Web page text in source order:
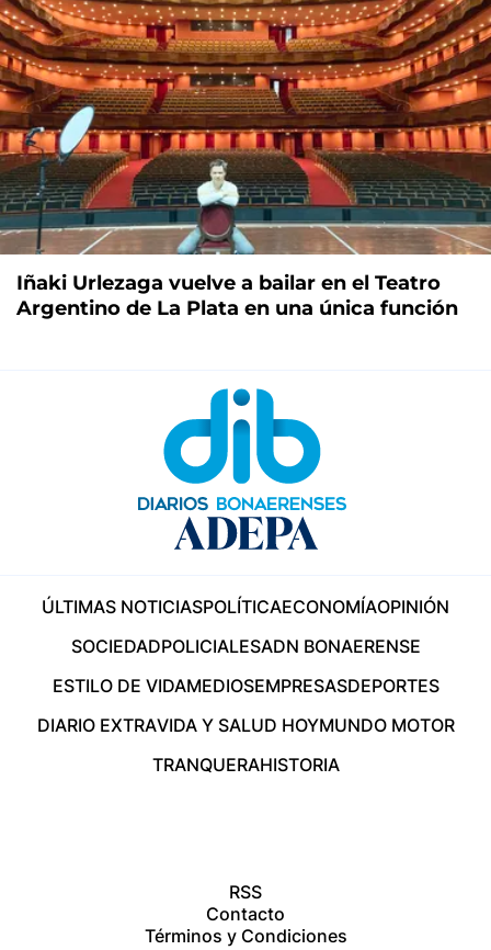
Iñaki Urlezaga vuelve a bailar en el Teatro
Argentino de La Plata en una única función
ÚLTIMAS NOTICIASPOLÍTICAECONOMÍAOPINIÓN
SOCIEDADPOLICIALESADN BONAERENSE
ESTILO DE VIDAMEDIOSEMPRESASDEPORTES
DIARIO EXTRAVIDA Y SALUD HOYMUNDO MOTOR
TRANQUERAHISTORIA
RSS
Contacto
Términos y Condiciones